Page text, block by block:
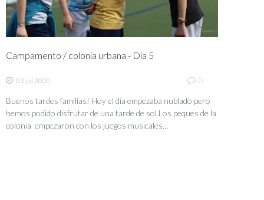
Campamento / colonia urbana - Día 5
03 jul 2020 0
Buenos tardes familias! Hoy el día empezaba nublado pero
hemos podido disfrutar de una tarde de sol.Los peques de la
colonia empezaron con los juegos musicales...